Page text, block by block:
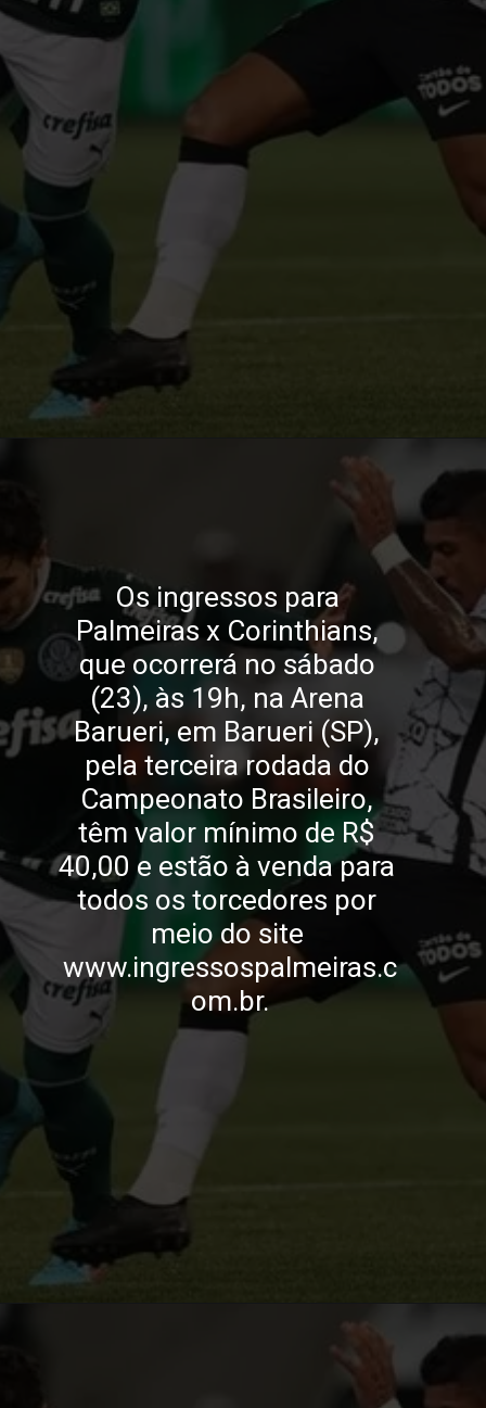
https://blog.cursosdequalidade.com.br/ingressos-para-palmeiras-x-corinthians-onde-comprar-e-precos-para-o-jogo/
Os ingressos para
Palmeiras x Corinthians,
que ocorrerá no sábado
(23), às 19h, na Arena
Barueri, em Barueri (SP),
pela terceira rodada do
Campeonato Brasileiro,
têm valor mínimo de R$
40,00 e estão à venda para
todos os torcedores por
meio do site
www.ingressospalmeiras.c
om.br.
https://blog.cursosdequalidade.com.br/ingressos-para-palmeiras-x-corinthians-onde-comprar-e-precos-para-o-jogo/